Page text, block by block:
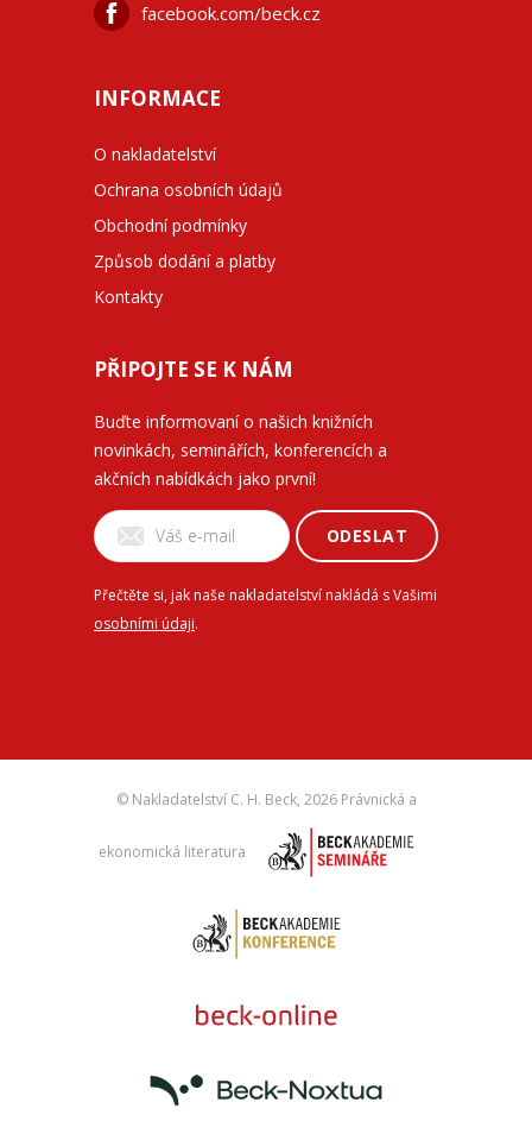
facebook.com/beck.cz
INFORMACE
O nakladatelství
Ochrana osobních údajů
Obchodní podmínky
Způsob dodání a platby
Kontakty
PŘIPOJTE SE K NÁM
Buďte informovaní o našich knižních
novinkách, seminářích, konferencích a
akčních nabídkách jako první!
ODESLAT
Přečtěte si, jak naše nakladatelství nakládá s Vašimi
osobními údaji.
© Nakladatelství C. H. Beck, 2026 Právnická a
ekonomická literatura